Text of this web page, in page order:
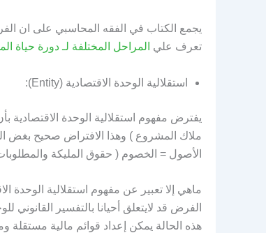
يجمع الكتاب في الفقه المحاسبي على ان
تعرف علي المراحل المختلفة لـ دورة حياة
استقلالية الوحدة الاقتصادية (Entity):
يفترض مفهوم استقلالية الوحدة
ملاك المشروع ) وهذا الافتراض صحيح بغض
الأصول = الخصوم ( حقوق المليكة
ماهي إلا تعبير عن مفهوم استقلالية الوحدة
الفرض قد لايتعلق أحيانا بالتفسير
هذه الحالة يمكن إعداد قوائم مالية